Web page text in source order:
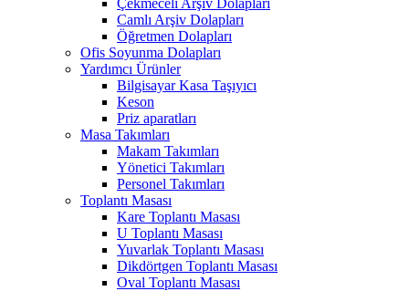
Çekmeceli Arşiv Dolapları
Camlı Arşiv Dolapları
Öğretmen Dolapları
Ofis Soyunma Dolapları
Yardımcı Ürünler
Bilgisayar Kasa Taşıyıcı
Keson
Priz aparatları
Masa Takımları
Makam Takımları
Yönetici Takımları
Personel Takımları
Toplantı Masası
Kare Toplantı Masası
U Toplantı Masası
Yuvarlak Toplantı Masası
Dikdörtgen Toplantı Masası
Oval Toplantı Masası